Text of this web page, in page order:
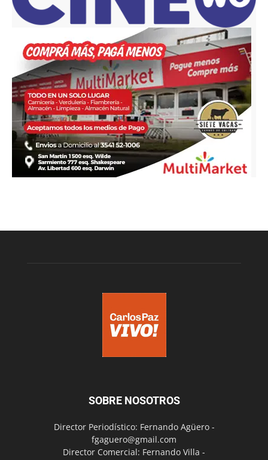
SOBRE NOSOTROS
Director Periodístico: Fernando Agüero -
fgaguero@gmail.com
Director Comercial: Fernando Villa -